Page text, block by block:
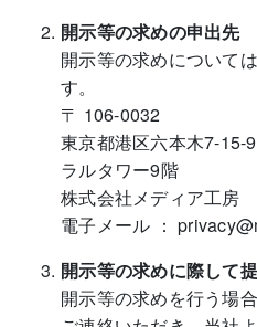
開示等の求めの申出先
開示等の求めについて
す。
〒 106-0032
東京都港区六本木7-
ラルタワー9階
株式会社メディア工房
電子メール ：
開示等の求めに際して
開示等の求めを行う場